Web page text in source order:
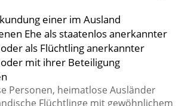
einer im Ausland
Ehe als staatenlos anerkannter
als Flüchtling anerkannter
mit ihrer Beteiligung
Personen, heimatlose Ausländer
Flüchtlinge mit gewöhnlichem